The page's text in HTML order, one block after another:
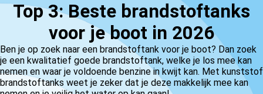
Top 3: Beste brandstoftanks
voor je boot in 2026
Ben je op zoek naar een brandstoftank voor je boot? Dan zoek
je een kwalitatief goede brandstoftank, welke je los mee kan
nemen en waar je voldoende benzine in kwijt kan. Met kunststof
brandstoftanks weet je zeker dat je deze makkelijk mee kan